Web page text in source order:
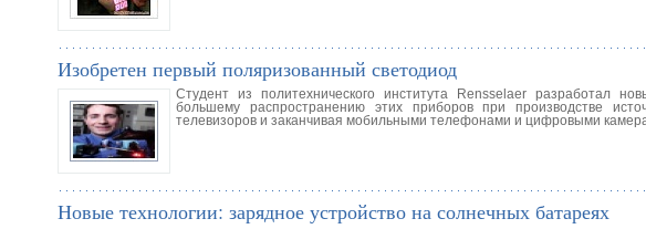
Изобретен первый поляризованный светодиод
Студент из политехнического института Rensselaer разработал
большему распространению этих приборов при производстве
телевизоров и заканчивая мобильными телефонами и цифровыми
Новые технологии: зарядное устройство на солнечных батареях